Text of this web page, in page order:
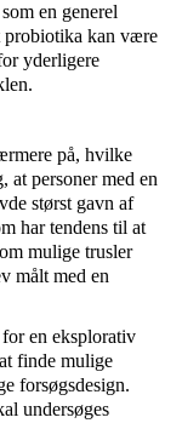
en generel
probiotika kan være
yderligere
på, hvilke
at personer med en
størst gavn af
har tendens til at
mulige trusler
målt med en
en eksplorativ
finde mulige
forsøgsdesign.
undersøges